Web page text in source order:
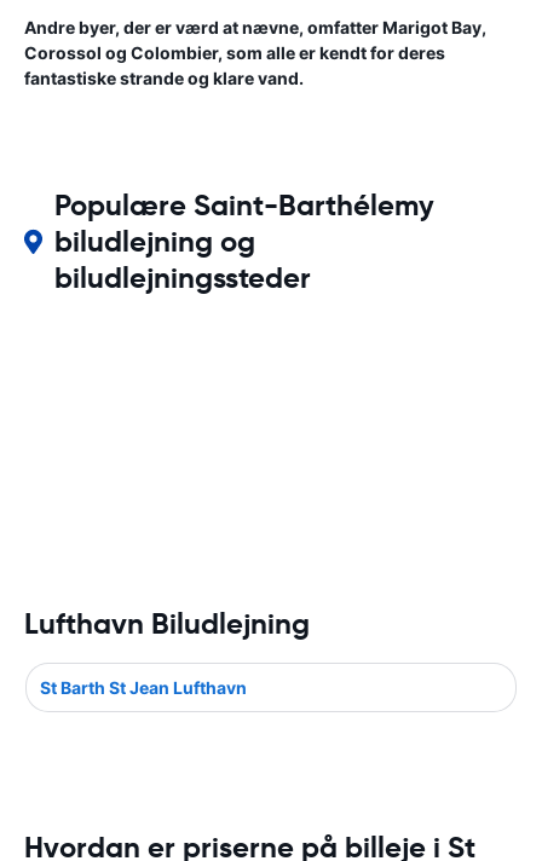
Andre byer, der er værd at nævne, omfatter Marigot Bay,
Corossol og Colombier, som alle er kendt for deres
fantastiske strande og klare vand.
Populære Saint-Barthélemy
biludlejning og
biludlejningssteder
Lufthavn Biludlejning
St Barth St Jean Lufthavn
Hvordan er priserne på billeje i St